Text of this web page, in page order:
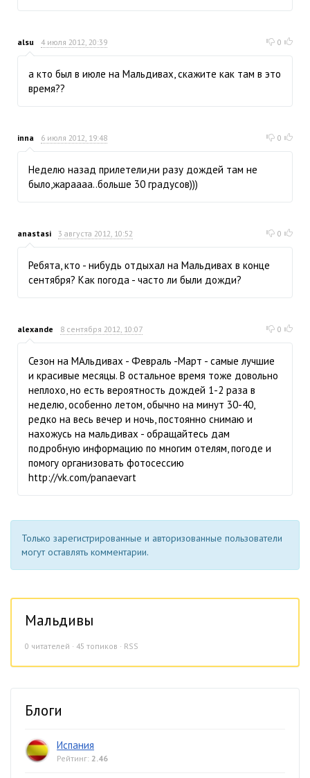
alsu 4 июля 2012, 20:39 0
а кто был в июле на Мальдивах, скажите как там в это
время??
inna 6 июля 2012, 19:48 0
Неделю назад прилетели,ни разу дождей там не
было,жараааа..больше 30 градусов)))
anastasi 3 августа 2012, 10:52 0
Ребята, кто - нибудь отдыхал на Мальдивах в конце
сентября? Как погода - часто ли были дожди?
alexande 8 сентября 2012, 10:07 0
Сезон на МАльдивах - Февраль -Март - самые лучшие
и красивые месяцы. В остальное время тоже довольно
неплохо, но есть вероятность дождей 1-2 раза в
неделю, особенно летом, обычно на минут 30-40,
редко на весь вечер и ночь, постоянно снимаю и
нахожусь на мальдивах - обращайтесь дам
подробную информацию по многим отелям, погоде и
помогу организовать фотосессию
http://vk.com/panaevart
Только зарегистрированные и авторизованные пользователи
могут оставлять комментарии.
Мальдивы
0 читателей · 45 топиков · RSS
Блоги
Испания
Рейтинг: 2.46